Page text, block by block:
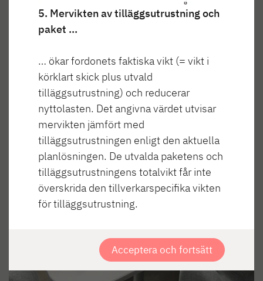
5. Mervikten av tilläggsutrustning och
paket …
… ökar fordonets faktiska vikt (= vikt i
körklart skick plus utvald
tilläggsutrustning) och reducerar
nyttolasten. Det angivna värdet utvisar
mervikten jämfört med
tilläggsutrustningen enligt den aktuella
planlösningen. De utvalda paketens och
tilläggsutrustningens totalvikt får inte
överskrida den tillverkarspecifika vikten
för tilläggsutrustning.
Acceptera och fortsätt